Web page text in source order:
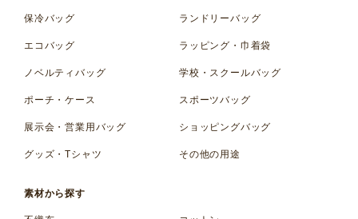
保冷バッグ ランドリーバッグ
エコバッグ ラッピング・巾着袋
ノベルティバッグ 学校・スクールバッグ
ポーチ・ケース スポーツバッグ
展示会・営業用バッグ ショッピングバッグ
グッズ・Tシャツ その他の用途
素材から探す